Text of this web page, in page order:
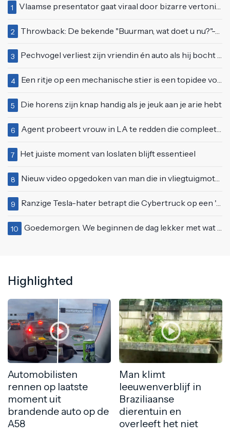
1 Vlaamse presentator gaat viraal door bizarre vertoning op live televisie: "Helemaal stijf van de bloem"
2 Throwback: De bekende "Buurman, wat doet u nu?"-scène uit Flodder met Tatjana Šimić
3 Pechvogel verliest zijn vriendin én auto als hij bocht te scherp neemt
4 Een ritje op een mechanische stier is een topidee voor een eerste date
5 Die horens zijn knap handig als je jeuk aan je arie hebt
6 Agent probeert vrouw in LA te redden die compleet van het padje is
7 Het juiste moment van loslaten blijft essentieel
8 Nieuw video opgedoken van man die in vliegtuigmotor springt op vliegveld Milaan
9 Ranzige Tesla-hater betrapt die Cybertruck op een 'speciale bruine coating' trakteert
10 Goedemorgen. We beginnen de dag lekker met wat rek- en strekoefeningen
Highlighted
Automobilisten
rennen op laatste
moment uit
brandende auto op de
A58
Man klimt
leeuwenverblijf in
Braziliaanse
dierentuin en
overleeft het niet